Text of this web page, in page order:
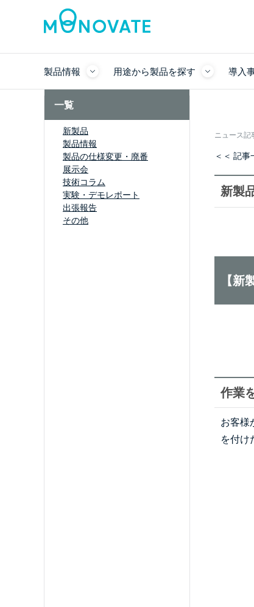
製品情報 用途から製品を探す 導入
一覧
新製品
製品情報
製品の仕様変更・廃番
展示会
技術コラム
実験・デモレポート
出張報告
その他
ニュース記
＜＜ 記事
新製
【
作業
お客様
を付け